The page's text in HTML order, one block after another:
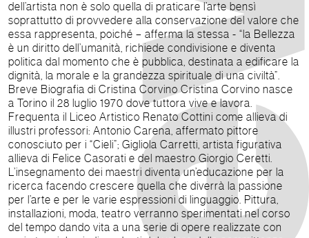
dell’artista non è solo quella di praticare l’arte bensì
soprattutto di provvedere alla conservazione del valore che
essa rappresenta, poiché – afferma la stessa - “la Bellezza
è un diritto dell’umanità, richiede condivisione e diventa
politica dal momento che è pubblica, destinata a edificare la
dignità, la morale e la grandezza spirituale di una civiltà”.
Breve Biografia di Cristina Corvino Cristina Corvino nasce
a Torino il 28 luglio 1970 dove tuttora vive e lavora.
Frequenta il Liceo Artistico Renato Cottini come allieva di
illustri professori: Antonio Carena, affermato pittore
conosciuto per i “Cieli”; Gigliola Carretti, artista figurativa
allieva di Felice Casorati e del maestro Giorgio Ceretti.
L’insegnamento dei maestri diventa un’educazione per la
ricerca facendo crescere quella che diverrà la passione
per l’arte e per le varie espressioni di linguaggio. Pittura,
installazioni, moda, teatro verranno sperimentati nel corso
del tempo dando vita a una serie di opere realizzate con